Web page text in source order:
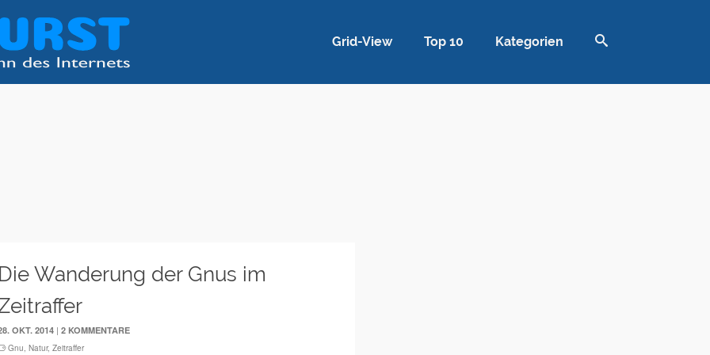
Grid-View Top 10 Kategorien
Wanderung der Gnus im
OKT. 2014 |2 KOMMENTARE
Gnu,Natur,Zeitraffer